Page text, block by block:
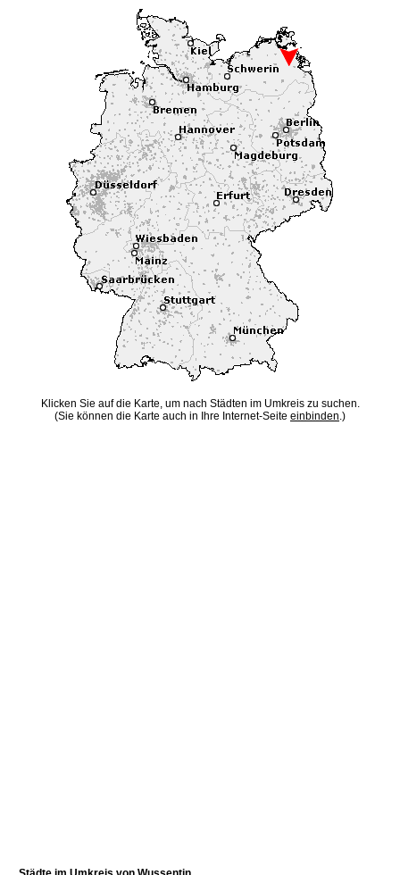
Klicken Sie auf die Karte, um nach Städten im Umkreis zu suchen.
(Sie können die Karte auch in Ihre Internet-Seite einbinden.)